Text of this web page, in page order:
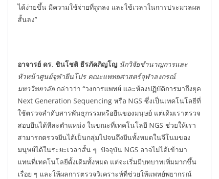
ได้ง่ายขึ้น มีความใช้จ่ายที่ถูกลง และใช้เวลาในการประมวลผล
สั้นลง”
อาจารย์ ดร. ชินโชติ ธีรภัคภิญโญ นักวิจัยชำนาญการและ
หัวหน้าศูนย์จุฬายีนโปร คณะแพทยศาสตร์จุฬาลงกรณ์
มหาวิทยาลัยกล่าวว่า “วงการแพทย์ และห้องปฏิบัติการมาถึงยุค
Next Generation Sequencing หรือ NGS ซึ่งเป็นเทคโนโลยีที่
ใช้ตรวจลำดับสารพันธุกรรมหรือยีนของมนุษย์ แต่เดิมเราตรวจ
สอบยีนได้ทีละตำแหน่ง ในขณะที่เทคโนโลยี NGS ช่วยให้เรา
สามารถตรวจยีนได้เป็นกลุ่มไปจนถึงยีนทั้งหมดในจีโนมของ
มนุษย์ได้ในระยะเวลาสั้น ๆ ปัจจุบัน NGS อาจไม่ได้เข้ามา
แทนที่เทคโนโลยีดั้งเดิมทั้งหมด แต่จะเริ่มมีบทบาทเพิ่มมากขึ้น
เรื่อย ๆ และให้ผลการตรวจวิเคราะห์ที่ช่วยให้แพทย์พยากรณ์